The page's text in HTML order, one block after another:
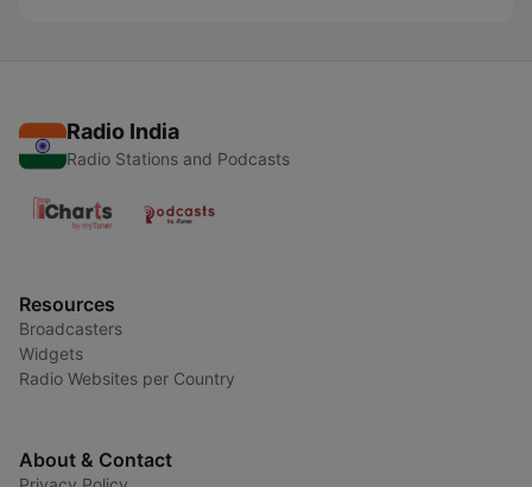
Radio India
Radio Stations and Podcasts
Resources
Broadcasters
Widgets
Radio Websites per Country
About & Contact